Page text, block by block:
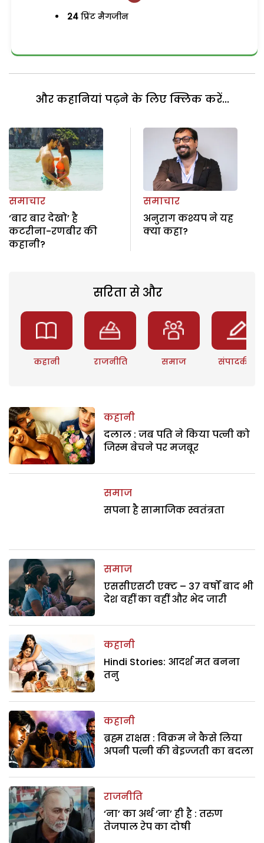
24 प्रिंट मैगजीन
और कहानियां पढ़ने के लिए क्लिक करें...
समाचार
‘बार बार देखो’ है
कटरीना-रणबीर की
कहानी?
समाचार
अनुराग कश्यप ने यह
क्या कहा?
सरिता से और
कहानी राजनीति समाज संपादकीय
कहानी
दलाल : जब पति ने किया पत्नी को
जिस्म बेचने पर मजबूर
समाज
सपना है सामाजिक स्वतंत्रता
समाज
एससीएसटी एक्ट – 37 वर्षों बाद भी
देश वहीं का वहीं और भेद जारी
कहानी
Hindi Stories: आदर्श मत बनना
तनु
कहानी
ब्रह्म राक्षस : विक्रम ने कैसे लिया
अपनी पत्नी की बेइज्जती का बदला
राजनीति
‘ना’ का अर्थ ‘ना’ ही है : तरुण
तेजपाल रेप का दोषी